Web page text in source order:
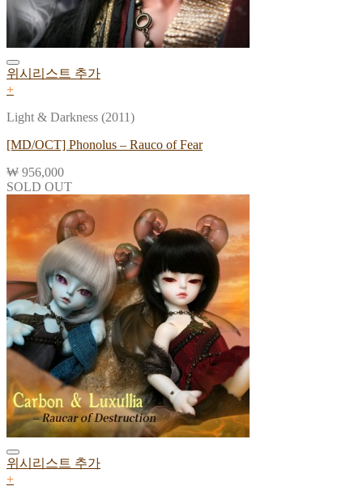
위시리스트 추가
+
Light & Darkness (2011)
[MD/OCT] Phonolus – Rauco of Fear
₩ 956,000
SOLD OUT
위시리스트 추가
+